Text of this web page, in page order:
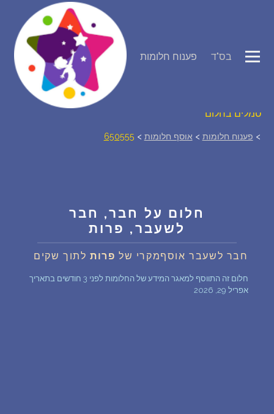
פענוח חלומות בס"ד
סמלים בחלום
רכישת אוצר החלומות$
שאלות נפוצות
> פענוח חלומות > אוסף חלומות >
650555
חלום על חבר, חבר
לשעבר, פרות
חבר לשעבר אוסףמקרי של פרות לתוך שקים
חלום זה התווסף למאגר המידע של החלומות לפני 3 חודשים בתאריך
אפריל 29, 2026